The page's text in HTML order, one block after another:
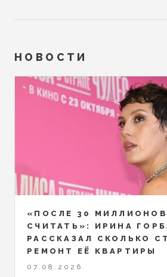
НОВОСТИ
«ПОСЛЕ 30 МИЛЛИОНОВ
СЧИТАТЬ»: ИРИНА
РАССКАЗАЛ СКОЛЬКО
РЕМОНТ ЕЁ КВАРТИРЫ
07.08.2026